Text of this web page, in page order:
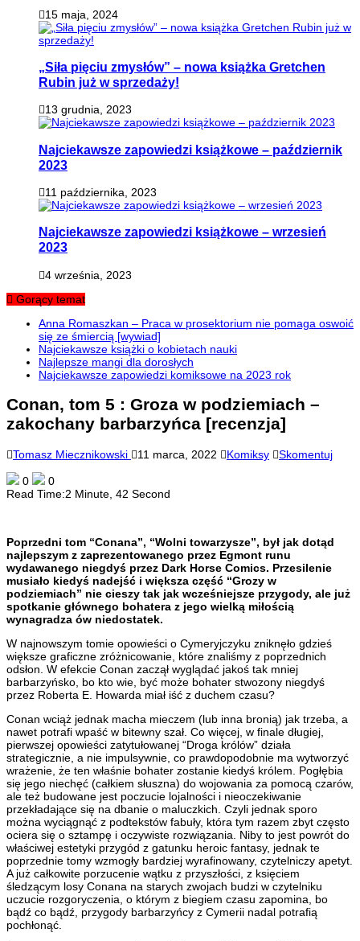
15 maja, 2024
„Siła pięciu zmysłów” – nowa książka Gretchen
Rubin już w sprzedaży!
13 grudnia, 2023
Najciekawsze zapowiedzi książkowe – październik
2023
11 października, 2023
Najciekawsze zapowiedzi książkowe – wrzesień
2023
4 września, 2023
Gorący temat
Anna Romaszkan – Praca w prosektorium nie pomaga oswoić
się ze śmiercią [wywiad]
Najciekawsze książki o kobietach nauki
Najlepsze mangi dla dorosłych
Najciekawsze zapowiedzi komiksowe na 2023 rok
Conan, tom 5 : Groza w podziemiach –
zakochany barbarzyńca [recenzja]
Tomasz Miecznikowski 11 marca, 2022 Komiksy Skomentuj
0
0
Read Time:2 Minute, 42 Second
Poprzedni tom “Conana”, “Wolni towarzysze”, był jak dotąd
najlepszym z zaprezentowanego przez Egmont runu
wydawanego niegdyś przez Dark Horse Comics. Przesilenie
musiało kiedyś nadejść i większa część “Grozy w
podziemiach” nie cieszy tak jak wcześniejsze przygody, ale już
spotkanie głównego bohatera z jego wielką miłością
wynagradza ów niedostatek.
W najnowszym tomie opowieści o Cymeryjczyku zniknęło gdzieś
większe graficzne zróżnicowanie, które znaliśmy z poprzednich
odsłon. W efekcie Conan zaczął wyglądać jakoś tak mniej
barbarzyńsko, bo kto wie, być może bohater stwozony niegdyś
przez Roberta E. Howarda miał iść z duchem czasu?
Conan wciąż jednak macha mieczem (lub inna bronią) jak trzeba, a
nawet potrafi wpaść w bitewny szał. Co więcej, w finale długiej,
pierwszej opowieści zatytułowanej “Droga królów” działa
strategicznie, a nie impulsywnie, co prawdopodobnie ma wytworzyć
wrażenie, że ten właśnie bohater zostanie kiedyś królem. Pogłębia
się jego niechęć (całkiem słuszna) do wojowania za pomocą czarów,
ale też budowane jest poczucie lojalności i nieoczekiwanie
przekładające się na dbanie o maluczkich. Czyli jednak sporo
można wyciągnąć z podtekstów fabuły, która tym razem zbyt często
ociera się o sztampę i oczywiste rozwiązania. Niby to jest powrót do
właściwej estetyki przygód z gatunku heroic fantasy, jednak te
poprzednie tomy wzmogły bardziej wyrafinowany, czytelniczy apetyt.
A już całkowite porzucenie wątku z przyszłości, z księciem
śledzącym losy Conana na starych zwojach budzi w czytelniku
uczucie rozgoryczenia, o którym z biegiem czasu zapomina, bo
bądź co bądź, przygody barbarzyńcy z Cymerii nadal potrafią
pochłonąć.